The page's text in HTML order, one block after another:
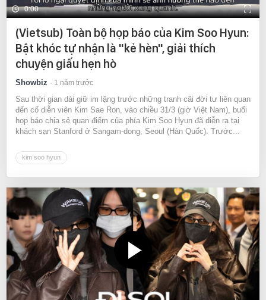
0:00
(Vietsub) Toàn bộ họp báo của Kim Soo Hyun:
Bật khóc tự nhận là "kẻ hèn", giải thích
chuyện giấu hẹn hò
Showbiz 1 năm trước
Sau thời gian dài giữ im lặng trước những tranh cãi đời tư liên quan
đến cố diễn viên Kim Sae Ron, vào chiều 31/3 (giờ Việt Nam), buổi
họp báo chia sẻ quan điểm của phía Kim Soo Hyun đã diễn ra tại
khách sạn Stanford ở Sangam-dong, Seoul (Hàn Quốc). Trước...
kim soo hyun